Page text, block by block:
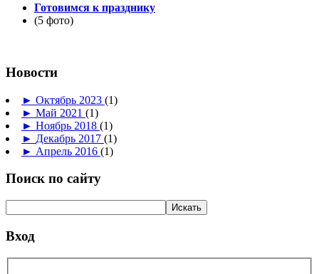
Готовимся к празднику
(5 фото)
Новости
► Октябрь 2023 (1)
► Май 2021 (1)
► Ноябрь 2018 (1)
► Декабрь 2017 (1)
► Апрель 2016 (1)
Поиск по сайту
Вход